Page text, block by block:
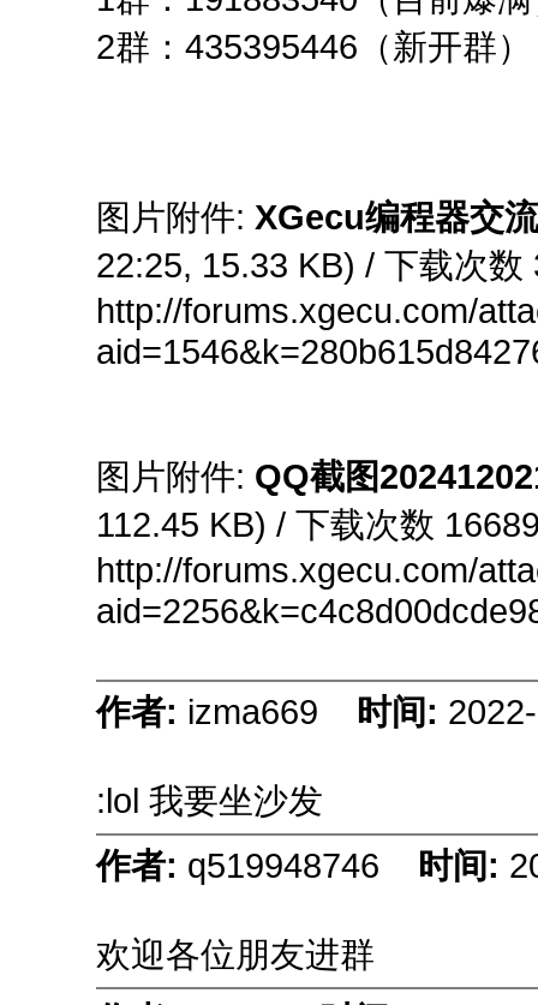
2群：435395446（新开群）
图片附件: XGecu编程器交
22:25, 15.33 KB) / 下载次数
http://forums.xgecu.com/
图片附件: QQ截图
112.45 KB) / 下载次数
http://forums.xgecu.com/
作者: izma669 时间:
:lol 我要坐沙发
作者: q519948746 时间:
欢迎各位朋友进群